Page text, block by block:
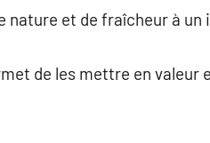
nature et de fraîcheur à un
de les mettre en valeur